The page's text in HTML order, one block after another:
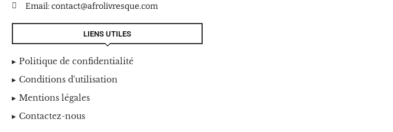
Email: contact@afrolivresque.com
LIENS UTILES
Politique de confidentialité
Conditions d'utilisation
Mentions légales
Contactez-nous